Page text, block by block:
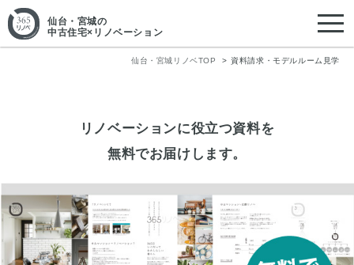
仙台・宮城の
中古住宅×リノベーション
仙台・宮城リノベTOP 資料請求・モデルルーム見学
リノベーションに役立つ資料を
無料でお届けします。